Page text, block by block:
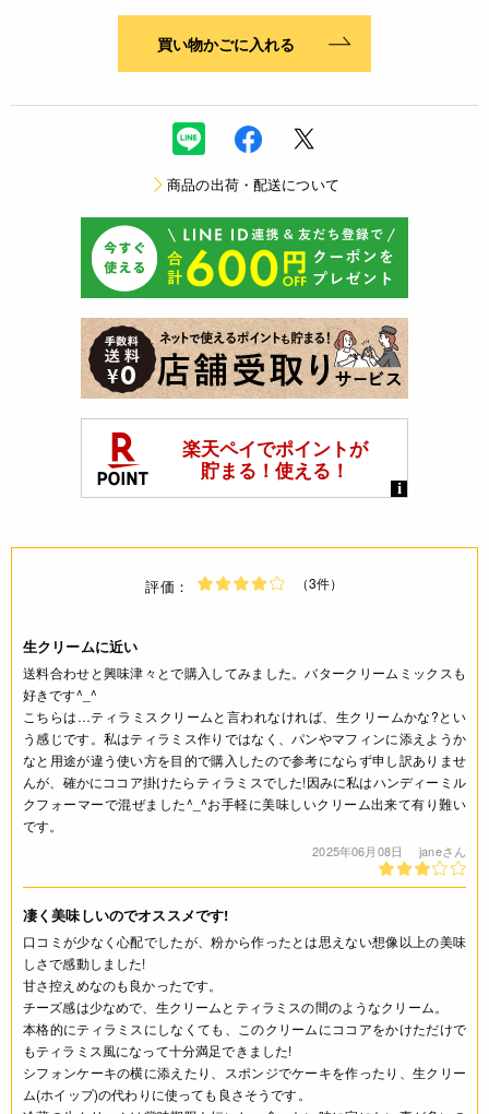
買い物かごに入れる
商品の出荷・配送について
評価： （3件）
生クリームに近い
送料合わせと興味津々とで購入してみました。バタークリームミックスも
好きです^_^
こちらは…ティラミスクリームと言われなければ、生クリームかな?とい
う感じです。私はティラミス作りではなく、パンやマフィンに添えようか
なと用途が違う使い方を目的で購入したので参考にならず申し訳ありませ
んが、確かにココア掛けたらティラミスでした!因みに私はハンディーミル
クフォーマーで混ぜました^_^お手軽に美味しいクリーム出来て有り難い
です。
2025年06月08日 janeさん
凄く美味しいのでオススメです!
口コミが少なく心配でしたが、粉から作ったとは思えない想像以上の美味
しさで感動しました!
甘さ控えめなのも良かったです。
チーズ感は少なめで、生クリームとティラミスの間のようなクリーム。
本格的にティラミスにしなくても、このクリームにココアをかけただけで
もティラミス風になって十分満足できました!
シフォンケーキの横に添えたり、スポンジでケーキを作ったり、生クリー
ム(ホイップ)の代わりに使っても良さそうです。